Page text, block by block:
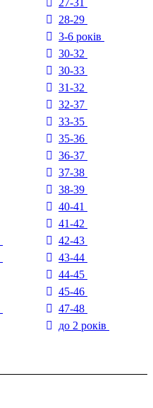
28-29
3-6 років
30-32
30-33
31-32
32-37
33-35
35-36
36-37
37-38
38-39
40-41
41-42
42-43
43-44
44-45
45-46
47-48
до 2 років